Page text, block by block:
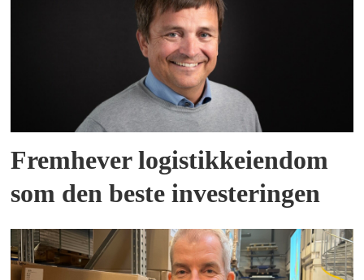
Fremhever logistikkeiendom
som den beste investeringen